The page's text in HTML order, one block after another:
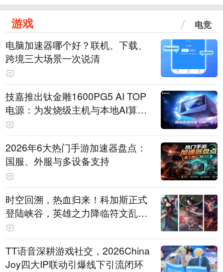
游戏 电竞
电脑加速器哪个好？联机、下载、
跨境三大场景一次说清
技嘉推出钛金雕1600PG5 AI TOP
电源：为发烧级主机与本地AI算力
打造旗舰供电方案
2026年6大热门手游加速器盘点：
国服、外服与多设备支持
时空回溯，热血归来！科加斯正式
登陆峡谷，英雄之力降临符文乱
斗！
TT语音深耕游戏社交，2026China
Joy四大IP联动引爆线下引流闭环